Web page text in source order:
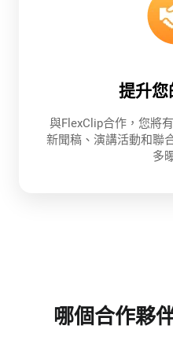
提升您
與FlexClip合作，您將
新聞稿、演講活動和聯
多
哪個合作夥